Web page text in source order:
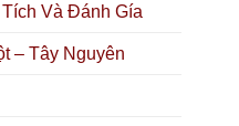
Và Đánh Gía
– Tây Nguyên